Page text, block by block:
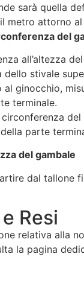
sarà quella
metro attorno
del
all’altezza
dello stivale
ginocchio,
terminale.
circonferenza
parte
del gambale
dal tallone
Resi
relativa alla
la pagina